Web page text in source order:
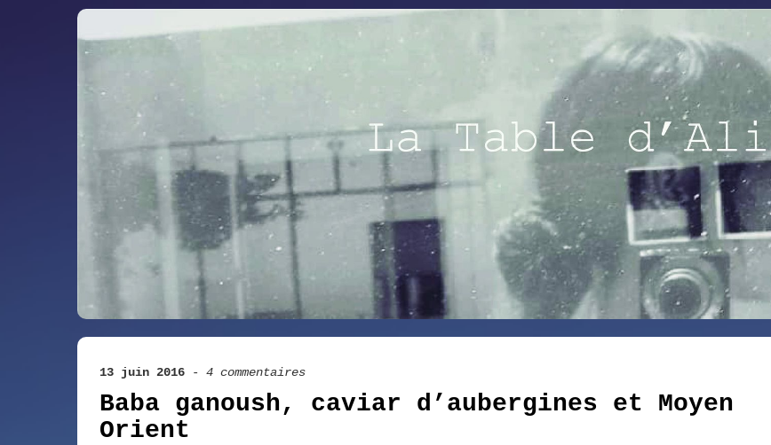
13 juin 2016 - 4 commentaires
Baba ganoush, caviar d’aubergines et Moyen
Orient